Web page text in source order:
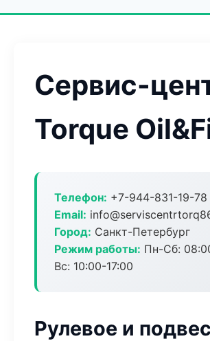
Сервис-
Torque
Телефон: +7-944-831-19-78
Email:
Город: Санкт-Петербург
Режим работы: Пн-Сб:
Вс: 10:00-17:00
Рулевое и